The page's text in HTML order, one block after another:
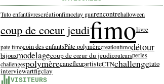
Tuto enfantlivrescréationfimoclay gunrencontrehalloween
coup de coeur jeudifimolivre
pate fimocoin des enfantsPâte polymèrecreationfimodétour
bijouxmodelagecoup de cœur du jeudicouleursperles
challengespolymèrecanefleurartisteCTNchallengetuto
interviewartfigclay
VISITEURS